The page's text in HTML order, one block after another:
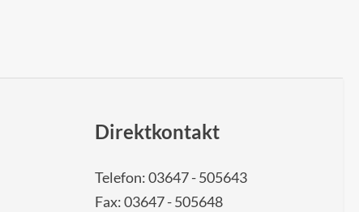
Direktkontakt
Telefon: 03647 - 505643
Fax: 03647 - 505648